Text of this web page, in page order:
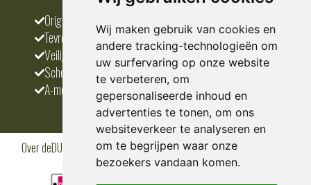
Wij maken gebruik van cookies en
andere tracking-technologieën om
uw surfervaring op onze website
te verbeteren, om
gepersonaliseerde inhoud en
advertenties te tonen, om ons
websiteverkeer te analyseren en
om te begrijpen waar onze
bezoekers vandaan komen.
Origineel en divers
Tevreden klanten
Veilig betalen
Scherpste prijs
A-merken
Over deDUMP.nl Algemene voorwaardenPrivacy PolicyKlantenservice
CookiesBlogs